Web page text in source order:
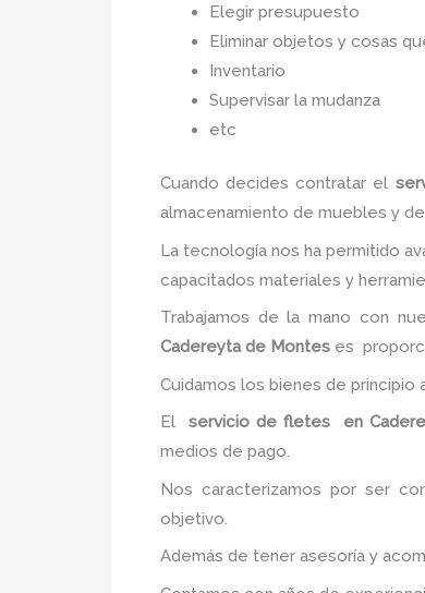
Elegir presupuesto
Eliminar objetos y cosas
Inventario
Supervisar la mudanza
etc
Cuando decides contratar el
almacenamiento de muebles y
La tecnología nos ha permitido
capacitados materiales y
Trabajamos de la mano con
Cadereyta de Montes es
Cuidamos los bienes de principio
El servicio de fletes en
medios de pago.
Nos caracterizamos por ser
objetivo.
Además de tener asesoría y